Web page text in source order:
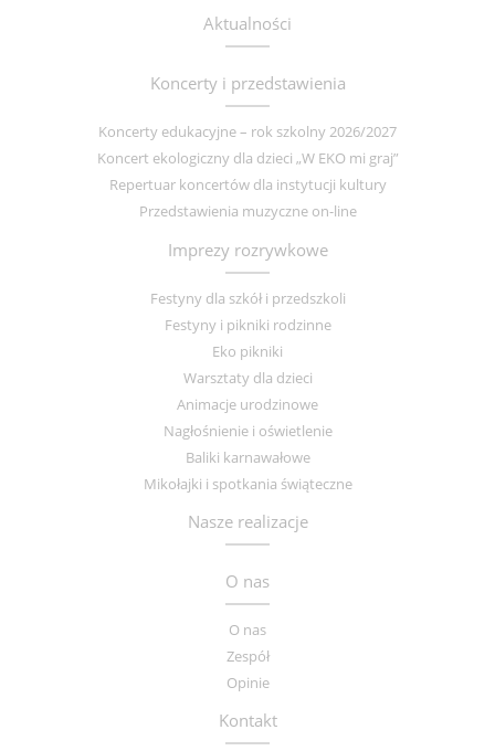
Aktualności
Koncerty i przedstawienia
Koncerty edukacyjne – rok szkolny 2026/2027
Koncert ekologiczny dla dzieci „W EKO mi graj”
Repertuar koncertów dla instytucji kultury
Przedstawienia muzyczne on-line
Imprezy rozrywkowe
Festyny dla szkół i przedszkoli
Festyny i pikniki rodzinne
Eko pikniki
Warsztaty dla dzieci
Animacje urodzinowe
Nagłośnienie i oświetlenie
Baliki karnawałowe
Mikołajki i spotkania świąteczne
Nasze realizacje
O nas
O nas
Zespół
Opinie
Kontakt